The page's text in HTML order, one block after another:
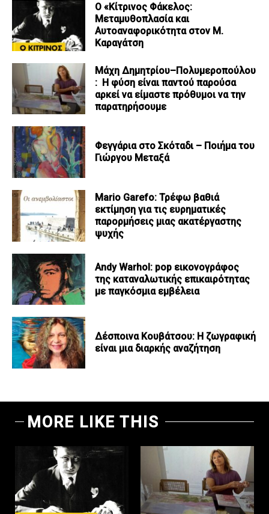
Ο «Κίτρινος Φάκελος:
Μεταμυθοπλασία και
Αυτοαναφορικότητα στον Μ.
Καραγάτση
Μάχη Δημητρίου–Πολυμεροπούλου
: Η φύση είναι παντού παρούσα
αρκεί να είμαστε πρόθυμοι να την
παρατηρήσουμε
Φεγγάρια στο Σκόταδι – Ποιήμα του
Γιώργου Μεταξά
Mario Garefo: Τρέφω βαθιά
εκτίμηση για τις ευρηματικές
παρορμήσεις μιας ακατέργαστης
ψυχής
Andy Warhol: pop εικονογράφος
της καταναλωτικής επικαιρότητας
με παγκόσμια εμβέλεια
Δέσποινα Κουβάτσου: Η ζωγραφική
είναι μια διαρκής αναζήτηση
MORE LIKE THIS